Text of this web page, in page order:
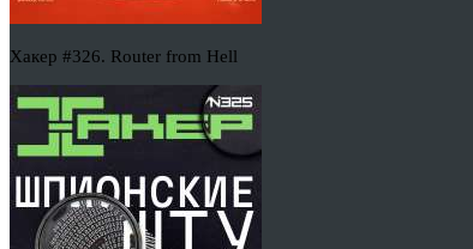
Хакер #326. Router from Hell